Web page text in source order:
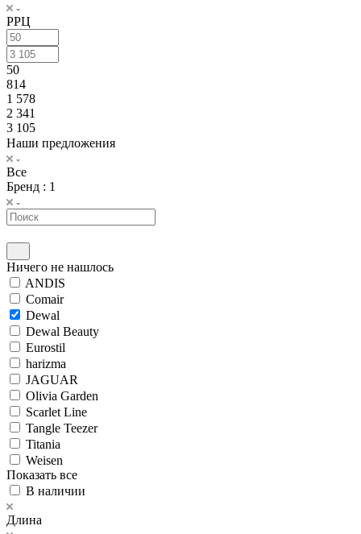
РРЦ
50
814
1 578
2 341
3 105
Наши предложения
Все
Бренд : 1
Ничего не нашлось
ANDIS
Comair
Dewal
Dewal Beauty
Eurostil
harizma
JAGUAR
Olivia Garden
Scarlet Line
Tangle Teezer
Titania
Weisen
Показать все
В наличии
Длина